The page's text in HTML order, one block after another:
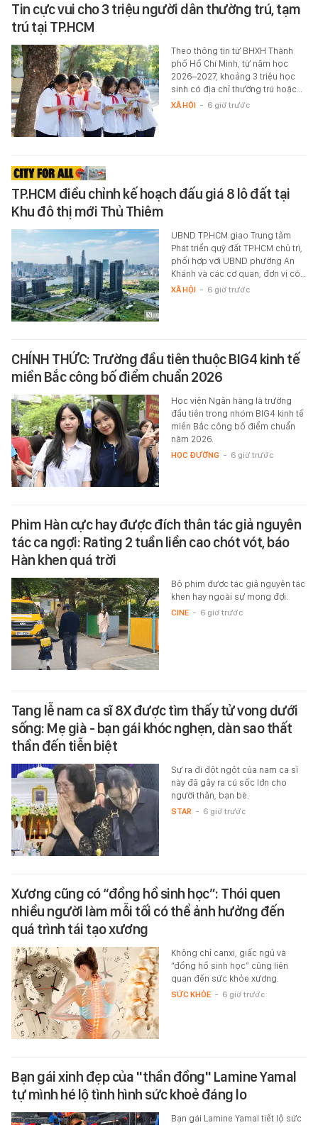
Tin cực vui cho 3 triệu người dân thường trú, tạm
trú tại TP.HCM
Theo thông tin từ BHXH Thành
phố Hồ Chí Minh, từ năm học
2026–2027, khoảng 3 triệu học
sinh có địa chỉ thường trú hoặc…
XÃ HỘI - 6 giờ trước
TP.HCM điều chỉnh kế hoạch đấu giá 8 lô đất tại
Khu đô thị mới Thủ Thiêm
UBND TP.HCM giao Trung tâm
Phát triển quỹ đất TP.HCM chủ trì,
phối hợp với UBND phường An
Khánh và các cơ quan, đơn vị có…
XÃ HỘI - 6 giờ trước
CHÍNH THỨC: Trường đầu tiên thuộc BIG4 kinh tế
miền Bắc công bố điểm chuẩn 2026
Học viện Ngân hàng là trường
đầu tiên trong nhóm BIG4 kinh tế
miền Bắc công bố điểm chuẩn
năm 2026.
HỌC ĐƯỜNG - 6 giờ trước
Phim Hàn cực hay được đích thân tác giả nguyên
tác ca ngợi: Rating 2 tuần liền cao chót vót, báo
Hàn khen quá trời
Bộ phim được tác giả nguyên tác
khen hay ngoài sự mong đợi.
CINE - 6 giờ trước
Tang lễ nam ca sĩ 8X được tìm thấy tử vong dưới
sống: Mẹ già - bạn gái khóc nghẹn, dàn sao thất
thần đến tiễn biệt
Sự ra đi đột ngột của nam ca sĩ
này đã gây ra cú sốc lớn cho
người thân, bạn bè.
STAR - 6 giờ trước
Xương cũng có “đồng hồ sinh học”: Thói quen
nhiều người làm mỗi tối có thể ảnh hưởng đến
quá trình tái tạo xương
Không chỉ canxi, giấc ngủ và
“đồng hồ sinh học” cũng liên
quan đến sức khỏe xương.
SỨC KHỎE - 6 giờ trước
Bạn gái xinh đẹp của "thần đồng" Lamine Yamal
tự mình hé lộ tình hình sức khoẻ đáng lo
Bạn gái Lamine Yamal tiết lộ sức